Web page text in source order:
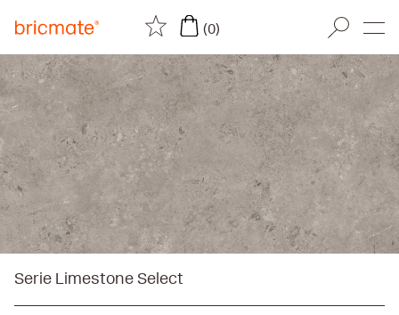
(0)
Serie Limestone Select